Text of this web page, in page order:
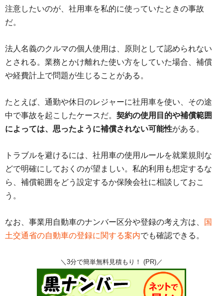
注意したいのが、社用車を私的に使っていたときの事故
だ。
法人名義のクルマの個人使用は、原則として認められない
とされる。業務とかけ離れた使い方をしていた場合、補償
や経費計上で問題が生じることがある。
たとえば、通勤や休日のレジャーに社用車を使い、その途
中で事故を起こしたケースだ。 契約の使用目的や補償範囲
によっては、思ったように補償されない可能性がある。
トラブルを避けるには、社用車の使用ルールを就業規則な
どで明確にしておくのが望ましい。私的利用も想定するな
ら、補償範囲をどう設定するか保険会社に相談しておこ
う。
なお、事業用自動車のナンバー区分や登録の考え方は、
国
土交通省の自動車の登録に関する案内でも確認できる。
＼3分で簡単無料見積もり！ (PR)／